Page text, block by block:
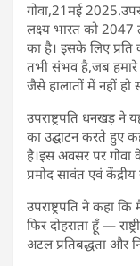
गोवा,21मई
लक्ष्य भारत को 2047
का है। इसके लिए
तभी संभव है,जब हमारे
जैसे हालातों में नहीं हो
उपराष्ट्रपति धनखड़ ने
का उद्घाटन करते हुए
है।इस अवसर पर गोवा
प्रमोद सावंत एवं
उपराष्ट्रपति ने कहा
फिर दोहराता हूँ —
अटल प्रतिबद्धता और